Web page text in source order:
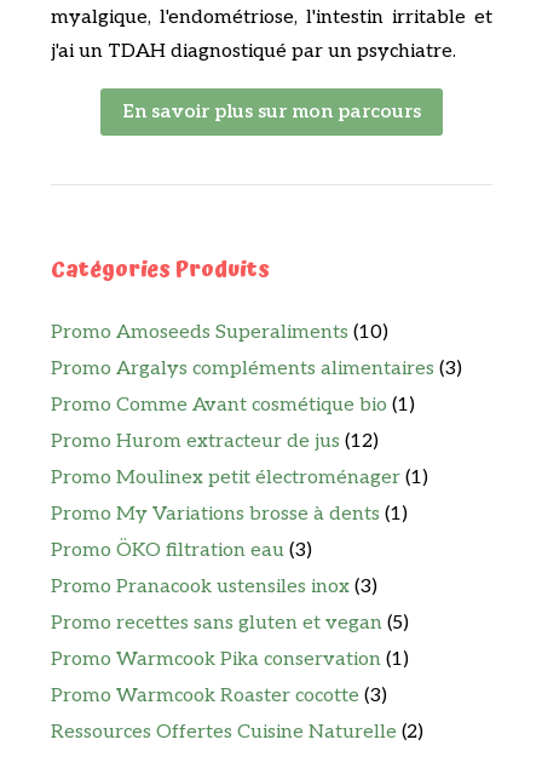
myalgique, l'endométriose, l'intestin irritable et
j'ai un TDAH diagnostiqué par un psychiatre.
En savoir plus sur mon parcours
Catégories Produits
Promo Amoseeds Superaliments (10)
Promo Argalys compléments alimentaires (3)
Promo Comme Avant cosmétique bio (1)
Promo Hurom extracteur de jus (12)
Promo Moulinex petit électroménager (1)
Promo My Variations brosse à dents (1)
Promo ÖKO filtration eau (3)
Promo Pranacook ustensiles inox (3)
Promo recettes sans gluten et vegan (5)
Promo Warmcook Pika conservation (1)
Promo Warmcook Roaster cocotte (3)
Ressources Offertes Cuisine Naturelle (2)